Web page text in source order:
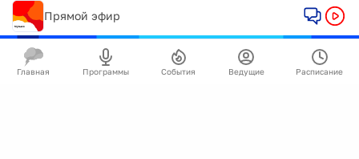
Прямой эфир
Главная Программы События Ведущие Расписание